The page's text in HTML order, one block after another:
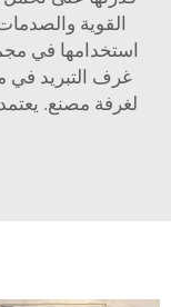
القوية
استخدامها في
غرف التبريد في
لغرفة مصنع. يعتمد